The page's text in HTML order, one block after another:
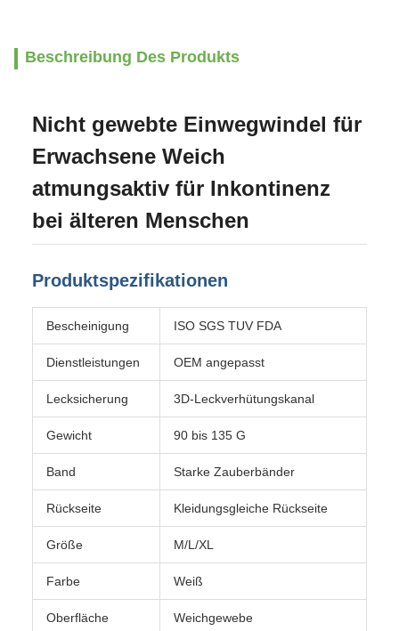
Beschreibung Des Produkts
Nicht gewebte Einwegwindel für
Erwachsene Weich
atmungsaktiv für Inkontinenz
bei älteren Menschen
Produktspezifikationen
Bescheinigung ISO SGS TUV FDA
Dienstleistungen OEM angepasst
Lecksicherung 3D-Leckverhütungskanal
Gewicht 90 bis 135 G
Band Starke Zauberbänder
Rückseite Kleidungsgleiche Rückseite
Größe M/L/XL
Farbe Weiß
Oberfläche Weichgewebe